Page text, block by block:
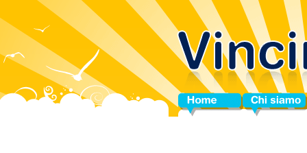
Home Chi siamo